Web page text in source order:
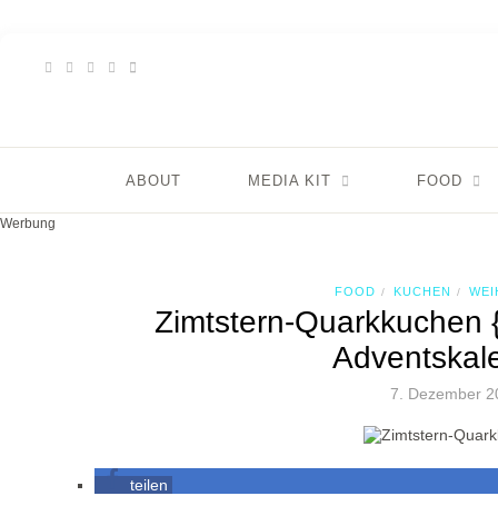
ABOUT MEDIA KIT FOOD
Werbung
FOOD / KUCHEN /
Zimtstern-Quarkkuchen
7. Dezember
teilen